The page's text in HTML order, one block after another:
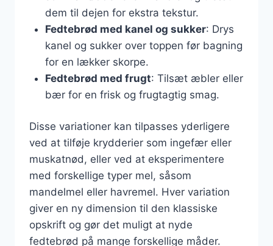
dem til dejen for ekstra tekstur.
Fedtebrød med kanel og sukker: Drys
kanel og sukker over toppen før bagning
for en lækker skorpe.
Fedtebrød med frugt: Tilsæt æbler eller
bær for en frisk og frugtagtig smag.
Disse variationer kan tilpasses yderligere
ved at tilføje krydderier som ingefær eller
muskatnød, eller ved at eksperimentere
med forskellige typer mel, såsom
mandelmel eller havremel. Hver variation
giver en ny dimension til den klassiske
opskrift og gør det muligt at nyde
fedtebrød på mange forskellige måder.